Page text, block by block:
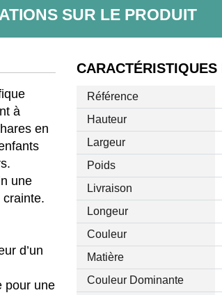
SUR LE PRODUIT
à
en
une
d’un
pour une
CARACTÉRISTIQUES
Référence
Hauteur
Largeur
Poids
Livraison
Longeur
Couleur
Matière
Couleur Dominante